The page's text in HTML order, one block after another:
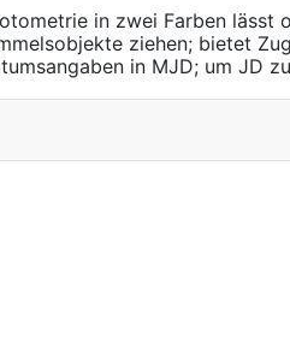
in zwei Farben lässt
ziehen; bietet
in MJD; um JD